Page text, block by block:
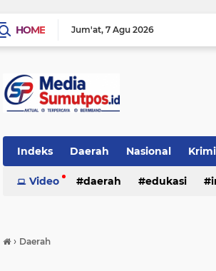
HOME
Jum'at 7 Agu 2026
Indeks Daerah Nasional
Video daerah edukasi
› Daerah